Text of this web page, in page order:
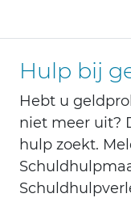
Hulp bij
Hebt u
niet meer uit?
hulp zoekt.